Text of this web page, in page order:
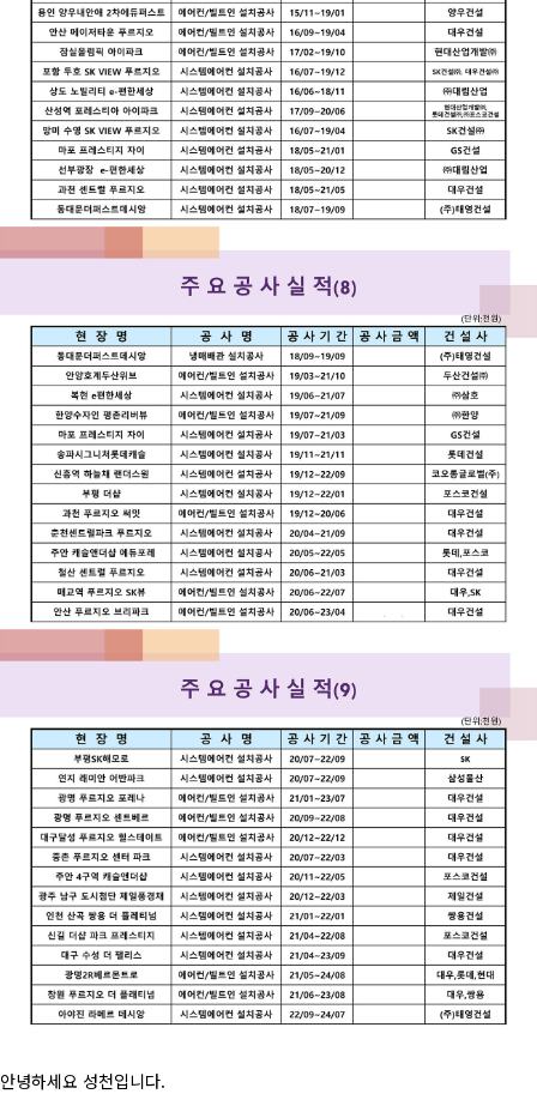
안녕하세요 성천입니다.